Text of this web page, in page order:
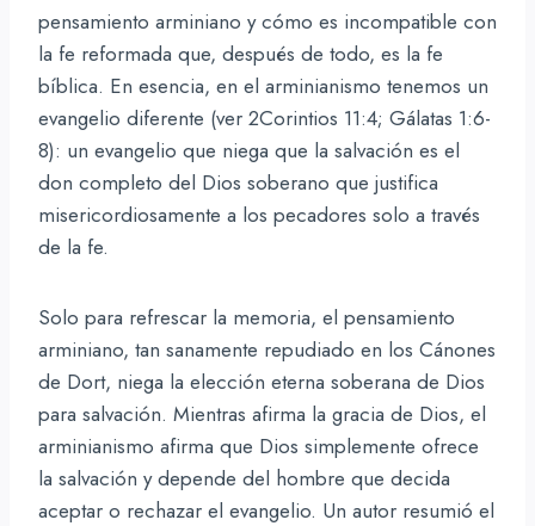
pensamiento arminiano y cómo es incompatible con
la fe reformada que, después de todo, es la fe
bíblica. En esencia, en el arminianismo tenemos un
evangelio diferente (ver 2Corintios 11:4; Gálatas 1:6-
8): un evangelio que niega que la salvación es el
don completo del Dios soberano que justifica
misericordiosamente a los pecadores solo a través
de la fe.
Solo para refrescar la memoria, el pensamiento
arminiano, tan sanamente repudiado en los Cánones
de Dort, niega la elección eterna soberana de Dios
para salvación. Mientras afirma la gracia de Dios, el
arminianismo afirma que Dios simplemente ofrece
la salvación y depende del hombre que decida
aceptar o rechazar el evangelio. Un autor resumió el